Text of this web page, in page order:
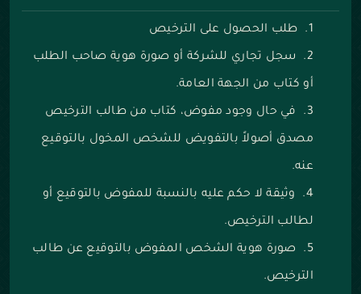
طلب الحصول على الترخيص
سجل تجاري للشركة أو صورة هوية صاحب الطلب
أو كتاب من الجهة العامة.
في حال وجود مفوض، كتاب من طالب الترخيص
مصدق أصولاً بالتفويض للشخص المخول بالتوقيع
عنه.
وثيقة لا حكم عليه بالنسبة للمفوض بالتوقيع أو
لطالب الترخيص.
صورة هوية الشخص المفوض بالتوقيع عن طالب
الترخيص.